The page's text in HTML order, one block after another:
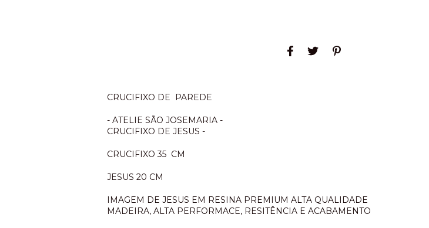
CRUCIFIXO DE PAREDE
- ATELIE SÃO JOSEMARIA -
CRUCIFIXO DE JESUS -
CRUCIFIXO 35 CM
JESUS 20 CM
IMAGEM DE JESUS EM RESINA PREMIUM ALTA QUALIDADE
MADEIRA, ALTA PERFORMACE, RESITÊNCIA E ACABAMENTO